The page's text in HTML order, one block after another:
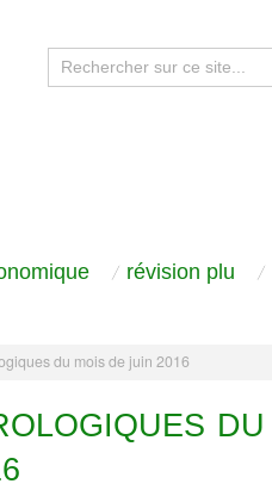
révision plu
du mois de juin 2016
DU